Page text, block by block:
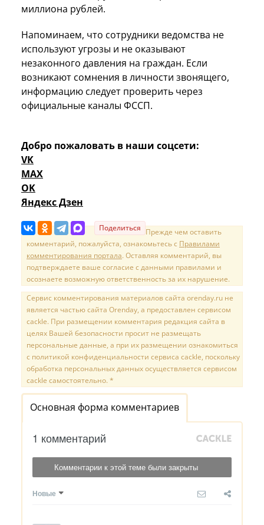
миллиона рублей.
Напоминаем, что сотрудники ведомства не
используют угрозы и не оказывают
незаконного давления на граждан. Если
возникают сомнения в личности звонящего,
информацию следует проверить через
официальные каналы ФССП.
Добро пожаловать в наши соцсети:
VK
MAX
OK
Яндекс Дзен
Поделиться Прежде чем оставить
комментарий, пожалуйста, ознакомьтесь с Правилами
комментирования портала. Оставляя комментарий, вы
подтверждаете ваше согласие с данными правилами и
осознаете возможную ответственность за их нарушение.
Сервис комментирования материалов сайта orenday.ru не
является частью сайта Orenday, а предоставлен сервисом
cackle. При размещении комментария редакция сайта в
целях Вашей безопасности просит не размещать
персональные данные, а при их размещении ознакомиться
с политикой конфиденциальности сервиса cackle, поскольку
обработка персональных данных осуществляется сервисом
cackle самостоятельно. *
Основная форма комментариев
1 комментарий
Комментарии к этой теме были закрыты
Новые